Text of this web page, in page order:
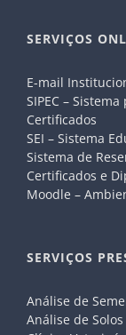
SERVIÇOS
E-mail
SIPEC –
Certificados
SEI – Sistema
Sistema de
Certificados e
Moodle –
SERVIÇOS
Análise de
Análise de Solos